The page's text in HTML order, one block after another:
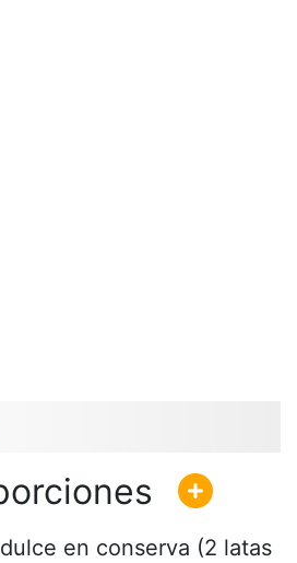
dulce en conserva (2 latas